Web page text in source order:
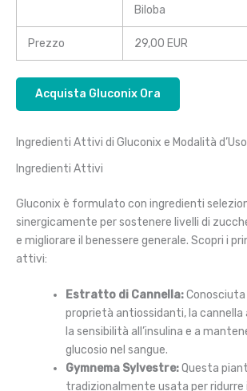
Biloba
Prezzo 29,00 EUR
Acquista Gluconix Ora
Ingredienti Attivi di Gluconix e Modalità d’Uso
Ingredienti Attivi
Gluconix è formulato con ingredienti
sinergicamente per sostenere livelli di
e migliorare il benessere generale. Scopri i
attivi:
Estratto di Cannella:Conosciuta
proprietà antiossidanti, la cannella
la sensibilità all’insulina e a
glucosio nel sangue.
Gymnema Sylvestre:Questa
tradizionalmente usata per ridurre